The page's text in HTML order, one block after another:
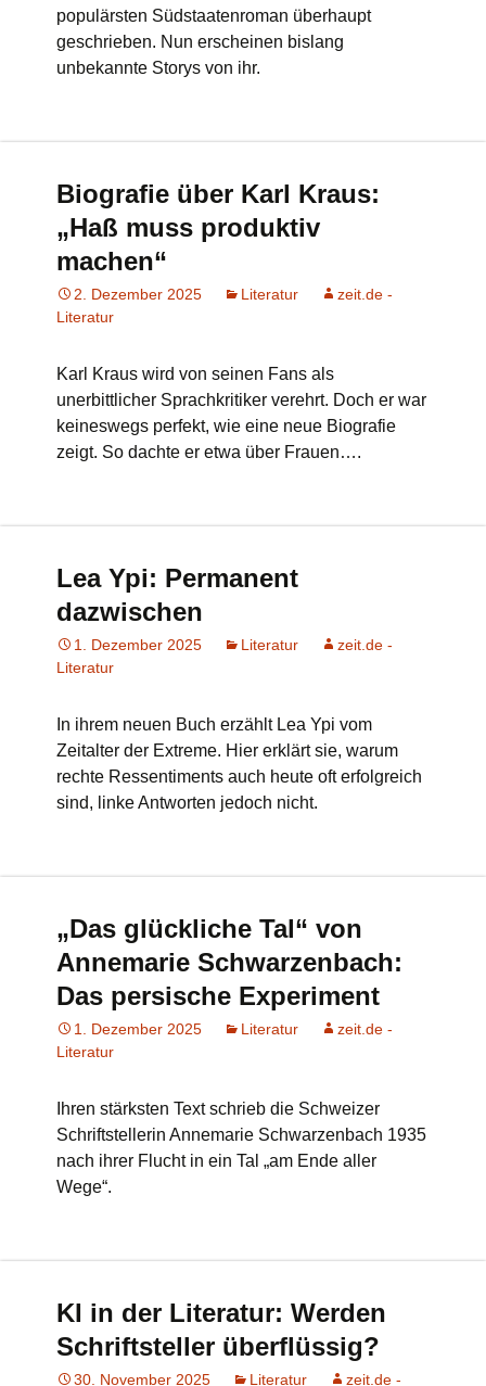
populärsten Südstaatenroman überhaupt
geschrieben. Nun erscheinen bislang
unbekannte Storys von ihr.
Biografie über Karl Kraus:
„Haß muss produktiv
machen“
2. Dezember 2025 Literatur
zeit.de -
Literatur
Karl Kraus wird von seinen Fans als
unerbittlicher Sprachkritiker verehrt. Doch er war
keineswegs perfekt, wie eine neue Biografie
zeigt. So dachte er etwa über Frauen….
Lea Ypi: Permanent
dazwischen
1. Dezember 2025 Literatur
zeit.de -
Literatur
In ihrem neuen Buch erzählt Lea Ypi vom
Zeitalter der Extreme. Hier erklärt sie, warum
rechte Ressentiments auch heute oft erfolgreich
sind, linke Antworten jedoch nicht.
„Das glückliche Tal“ von
Annemarie Schwarzenbach:
Das persische Experiment
1. Dezember 2025 Literatur
zeit.de -
Literatur
Ihren stärksten Text schrieb die Schweizer
Schriftstellerin Annemarie Schwarzenbach 1935
nach ihrer Flucht in ein Tal „am Ende aller
Wege“.
KI in der Literatur: Werden
Schriftsteller überflüssig?
30. November 2025 Literatur
zeit.de -